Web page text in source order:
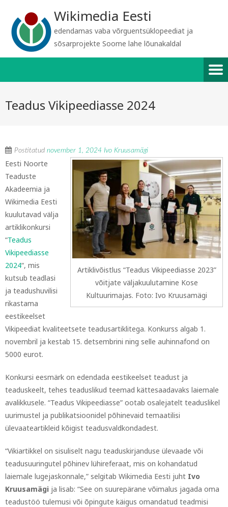
Wikimedia Eesti
edendamas vaba võrguentsüklopeediat ja
sõsarprojekte Soome lahe lõunakaldal
Teadus Vikipeediasse 2024
Postitatud november 1, 2024 Ivo Kruusamägi
Artiklivõistlus “Teadus Vikipeediasse 2023”
võitjate väljakuulutamine Kose
Kultuurimajas. Foto: Ivo Kruusamägi
Eesti Noorte
Teaduste
Akadeemia ja
Wikimedia Eesti
kuulutavad välja
artiklikonkursi
“Teadus
Vikipeediasse
2024“, mis
kutsub teadlasi
ja teadushuvilisi
rikastama
eestikeelset
Vikipeediat kvaliteetsete teadusartiklitega. Konkurss algab 1.
novembril ja kestab 15. detsembrini ning selle auhinnafond on
5000 eurot.
Konkursi eesmärk on edendada eestikeelset teadust ja
teaduskeelt, tehes teaduslikud teemad kättesaadavaks laiemale
avalikkusele. “Teadus Vikipeediasse” ootab osalejatelt teaduslikel
uurimustel ja publikatsioonidel põhinevaid temaatilisi
ülevaateartikleid kõigist teadusvaldkondadest.
“Vikiartikkel on sisuliselt nagu teaduskirjanduse ülevaade või
teadusuuringutel põhinev lühireferaat, mis on kohandatud
laiemale lugejaskonnale,” selgitab Wikimedia Eesti juht Ivo
Kruusamägi ja lisab: “See on suurepärane võimalus jagada oma
teadustöö tulemusi või õpingute käigus omandatud teadmisi